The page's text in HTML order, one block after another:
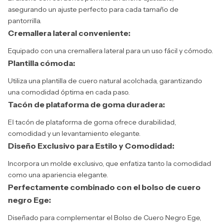
asegurando un ajuste perfecto para cada tamaño de
pantorrilla.
Cremallera lateral conveniente:
Equipado con una cremallera lateral para un uso fácil y cómodo.
Plantilla cómoda:
Utiliza una plantilla de cuero natural acolchada, garantizando
una comodidad óptima en cada paso.
Tacón de plataforma de goma duradera:
El tacón de plataforma de goma ofrece durabilidad,
comodidad y un levantamiento elegante.
Diseño Exclusivo para Estilo y Comodidad:
Incorpora un molde exclusivo, que enfatiza tanto la comodidad
como una apariencia elegante.
Perfectamente combinado con el bolso de cuero
negro Ege:
Diseñado para complementar el Bolso de Cuero Negro Ege,